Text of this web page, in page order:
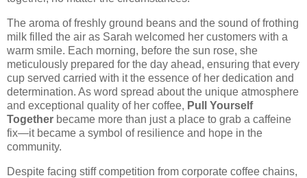
The aroma of freshly ground beans and the sound of frothing
milk filled the air as Sarah welcomed her customers with a
warm smile. Each morning, before the sun rose, she
meticulously prepared for the day ahead, ensuring that every
cup served carried with it the essence of her dedication and
determination. As word spread about the unique atmosphere
and exceptional quality of her coffee, Pull Yourself
Together became more than just a place to grab a caffeine
fix—it became a symbol of resilience and hope in the
community.
Despite facing stiff competition from corporate coffee chains,